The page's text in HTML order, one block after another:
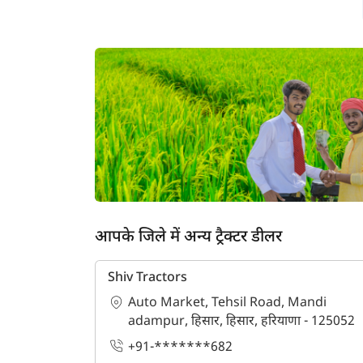
आपके जिले में अन्य ट्रैक्टर डीलर
Shiv Tractors
Auto Market, Tehsil Road, Mandi
adampur, हिसार, हिसार, हरियाणा - 125052
+91-*******682